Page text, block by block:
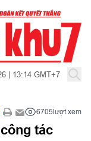
| 13:14 GMT+7
6705lượt xem
tác